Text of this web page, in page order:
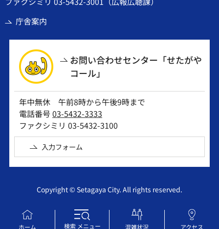
ホーム 検索メニュー 混雑状況 アクセス
庁舎案内
お問い合わせセンター「せたがや
コール」
年中無休 午前8時から午後9時まで
電話番号03-5432-3333
ファクシミリ 03-5432-3100
入力フォーム
Copyright © Setagaya City. All rights reserved.